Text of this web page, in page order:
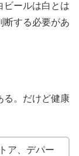
ビールは白とは
断する必要があ
る。だけど健康
ア、デパー